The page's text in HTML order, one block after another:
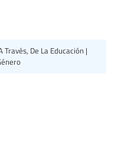
Través, De La Educación |